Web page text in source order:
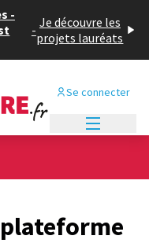
-
- Je découvre les
projets lauréats
Se connecter